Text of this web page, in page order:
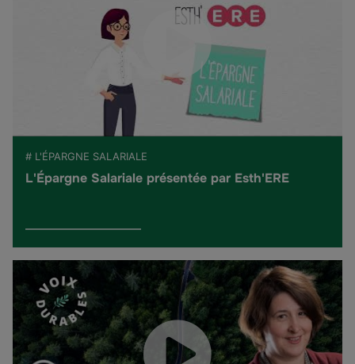
# L'ÉPARGNE SALARIALE
L'Épargne Salariale présentée par Esth'ERE